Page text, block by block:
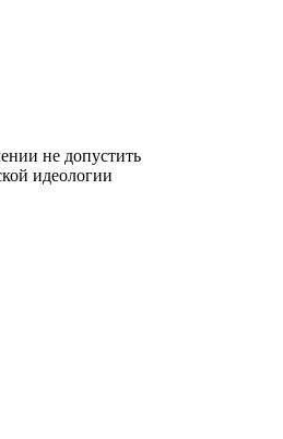
не допустить
идеологии